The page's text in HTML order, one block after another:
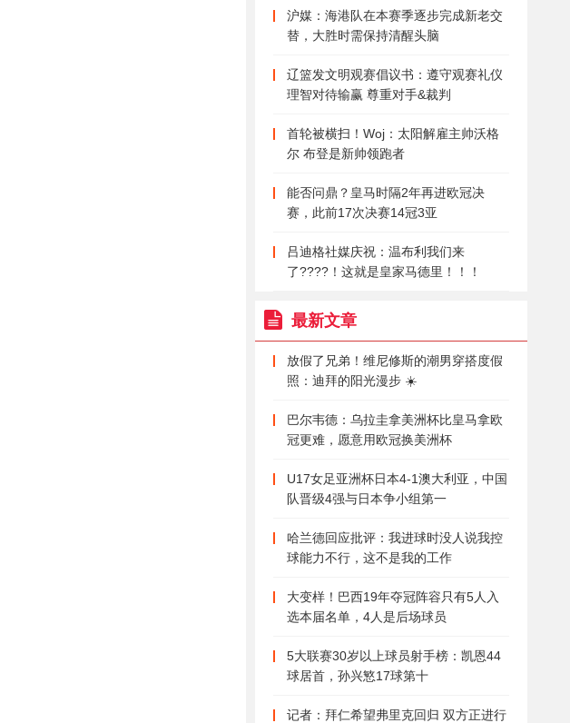
沪媒：海港队在本赛季逐步完成新老交
替，大胜时需保持清醒头脑
辽篮发文明观赛倡议书：遵守观赛礼仪
理智对待输赢 尊重对手&裁判
首轮被横扫！Woj：太阳解雇主帅沃格
尔 布登是新帅领跑者
能否问鼎？皇马时隔2年再进欧冠决
赛，此前17次决赛14冠3亚
吕迪格社媒庆祝：温布利我们来
了????！这就是皇家马德里！！！
最新文章
放假了兄弟！维尼修斯的潮男穿搭度假
照：迪拜的阳光漫步 ☀️
巴尔韦德：乌拉圭拿美洲杯比皇马拿欧
冠更难，愿意用欧冠换美洲杯
U17女足亚洲杯日本4-1澳大利亚，中国
队晋级4强与日本争小组第一
哈兰德回应批评：我进球时没人说我控
球能力不行，这不是我的工作
大变样！巴西19年夺冠阵容只有5人入
选本届名单，4人是后场球员
5大联赛30岁以上球员射手榜：凯恩44
球居首，孙兴慜17球第十
记者：拜仁希望弗里克回归 双方正进行